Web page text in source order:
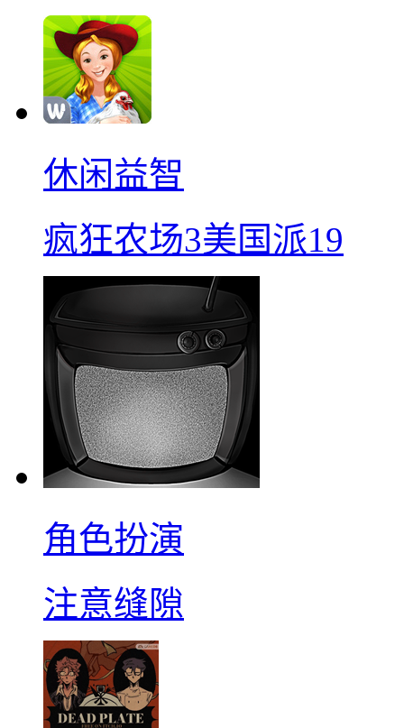
休闲益智
疯狂农场3美国派19
角色扮演
注意缝隙